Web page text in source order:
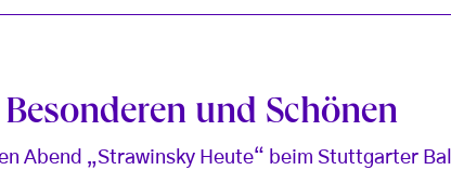
und Schönen
Abend „Strawinsky Heute“ beim Stuttgarter